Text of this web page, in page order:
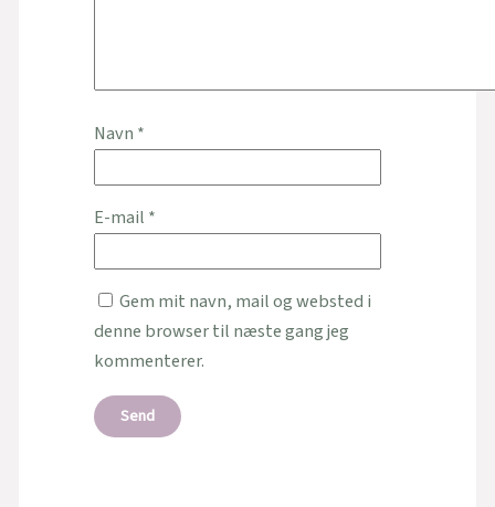
Navn *
E-mail *
Gem mit navn, mail og websted i
denne browser til næste gang jeg
kommenterer.